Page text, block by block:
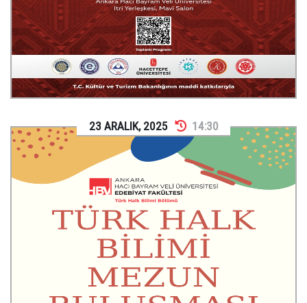
23 ARALIK, 2025 14:30